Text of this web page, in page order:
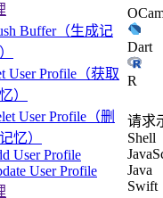
Buffer（生成记
User Profile（获取
）
User Profile（删
忆）
User Profile
User Profile
Dart
R
请求
Shell
Java
Swift